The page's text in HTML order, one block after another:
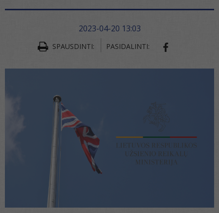
2023-04-20 13:03
SPAUSDINTI: PASIDALINTI: